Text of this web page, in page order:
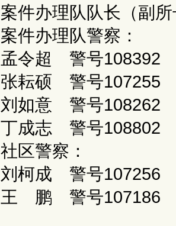
案件办理队队长（副
案件办理队警察：
孟令超 警号108392
张耘硕 警号107255
刘如意 警号108262
丁成志 警号108802
社区警察：
刘柯成 警号107256
王 鹏 警号107186